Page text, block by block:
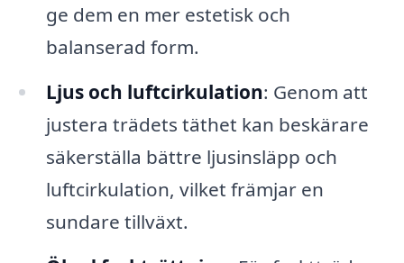
ge dem en mer estetisk och
balanserad form.
Ljus och luftcirkulation: Genom att
justera trädets täthet kan beskärare
säkerställa bättre ljusinsläpp och
luftcirkulation, vilket främjar en
sundare tillväxt.